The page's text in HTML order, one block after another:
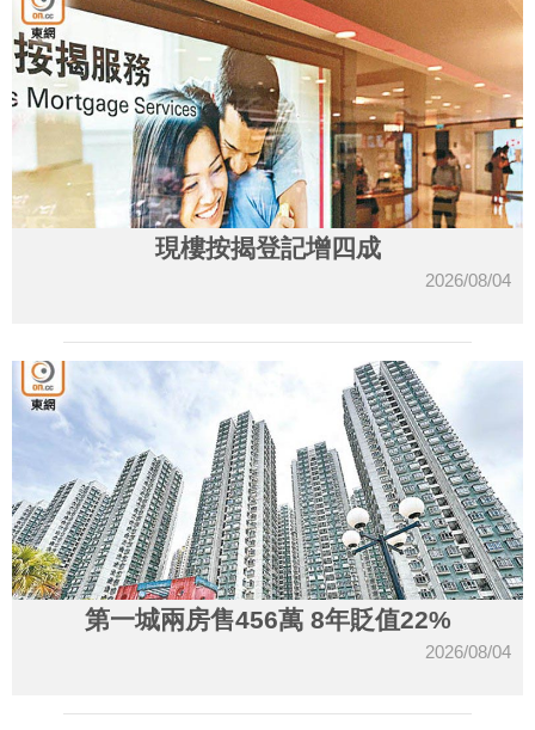
現樓按揭登記增四成
2026/08/04
第一城兩房售456萬 8年貶值22%
2026/08/04